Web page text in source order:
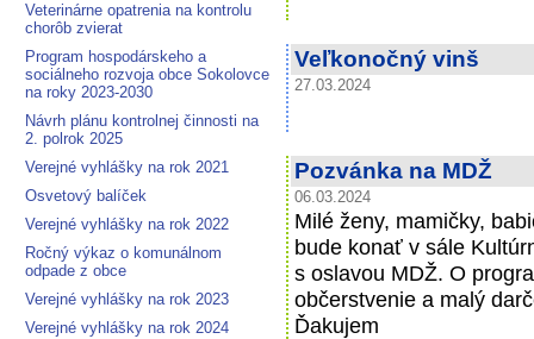
Veterinárne opatrenia na kontrolu
chorôb zvierat
Program hospodárskeho a
sociálneho rozvoja obce Sokolovce
na roky 2023-2030
Návrh plánu kontrolnej činnosti na
2. polrok 2025
Verejné vyhlášky na rok 2021
Osvetový balíček
Verejné vyhlášky na rok 2022
Ročný výkaz o komunálnom
odpade z obce
Verejné vyhlášky na rok 2023
Verejné vyhlášky na rok 2024
Veľkonočný vinš
27.03.2024
Pozvánka na MDŽ
06.03.2024
Milé ženy, mamičky,
bude konať v sále
s oslavou MDŽ. O
občerstvenie a malý
Ďakujem